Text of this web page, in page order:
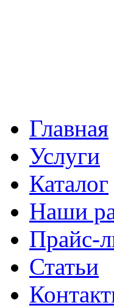
Главная
Услуги
Каталог
Наши
Прайс-
Статьи